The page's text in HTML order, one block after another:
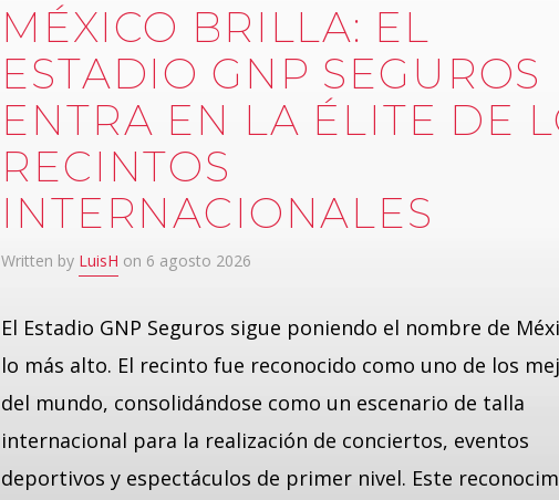
MÉXICO BRILLA: EL
ESTADIO GNP SEGUROS
ENTRA EN LA ÉLITE DE
RECINTOS
INTERNACIONALES
Written by LuisH on 6 agosto 2026
El Estadio GNP Seguros sigue poniendo el nombre de
lo más alto. El recinto fue reconocido como uno de los
del mundo, consolidándose como un escenario de talla
internacional para la realización de conciertos, eventos
deportivos y espectáculos de primer nivel. Este